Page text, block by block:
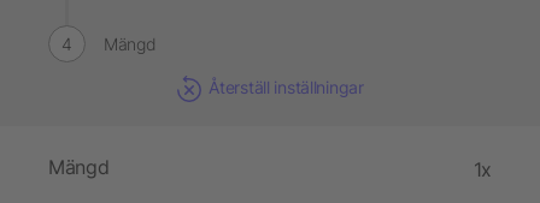
Mängd
Återställ inställningar
Mängd 1x